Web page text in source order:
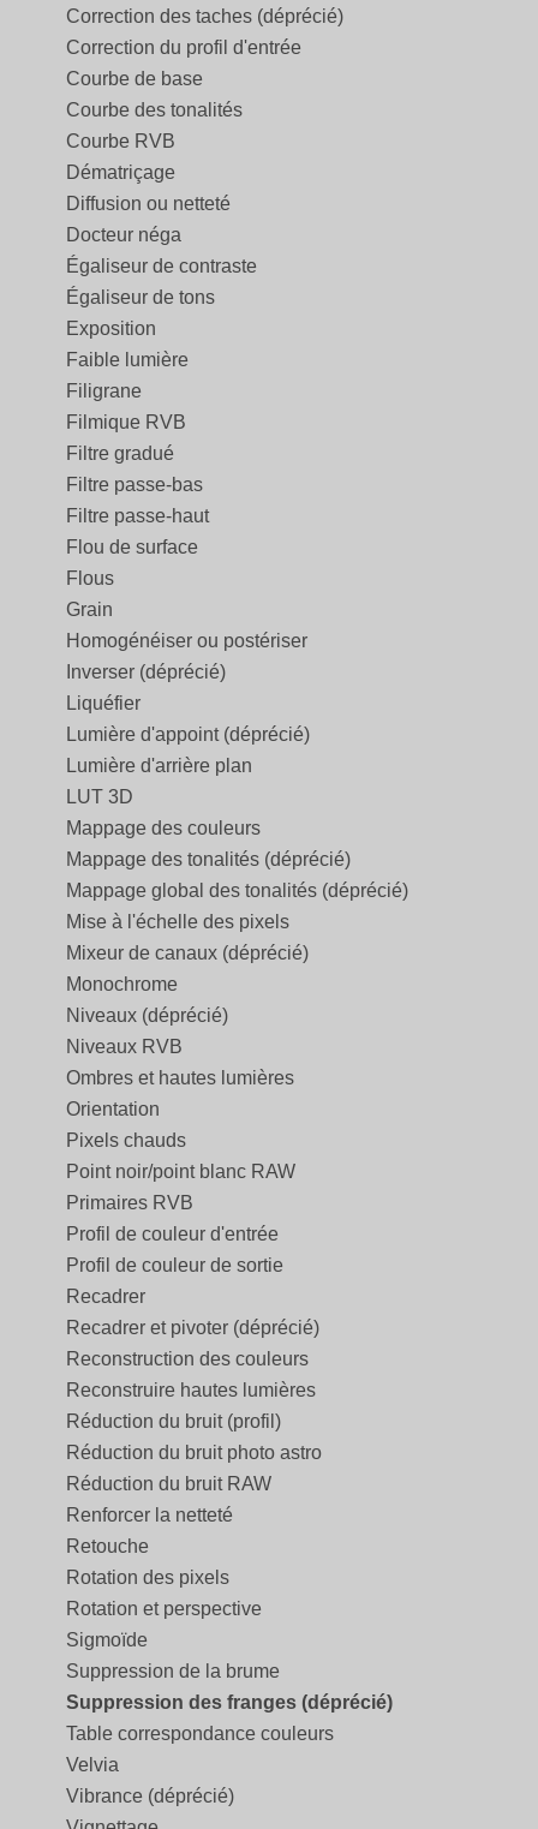
Correction des taches (déprécié)
Correction du profil d'entrée
Courbe de base
Courbe des tonalités
Courbe RVB
Dématriçage
Diffusion ou netteté
Docteur néga
Égaliseur de contraste
Égaliseur de tons
Exposition
Faible lumière
Filigrane
Filmique RVB
Filtre gradué
Filtre passe-bas
Filtre passe-haut
Flou de surface
Flous
Grain
Homogénéiser ou postériser
Inverser (déprécié)
Liquéfier
Lumière d'appoint (déprécié)
Lumière d'arrière plan
LUT 3D
Mappage des couleurs
Mappage des tonalités (déprécié)
Mappage global des tonalités (déprécié)
Mise à l'échelle des pixels
Mixeur de canaux (déprécié)
Monochrome
Niveaux (déprécié)
Niveaux RVB
Ombres et hautes lumières
Orientation
Pixels chauds
Point noir/point blanc RAW
Primaires RVB
Profil de couleur d'entrée
Profil de couleur de sortie
Recadrer
Recadrer et pivoter (déprécié)
Reconstruction des couleurs
Reconstruire hautes lumières
Réduction du bruit (profil)
Réduction du bruit photo astro
Réduction du bruit RAW
Renforcer la netteté
Retouche
Rotation des pixels
Rotation et perspective
Sigmoïde
Suppression de la brume
Suppression des franges (déprécié)
Table correspondance couleurs
Velvia
Vibrance (déprécié)